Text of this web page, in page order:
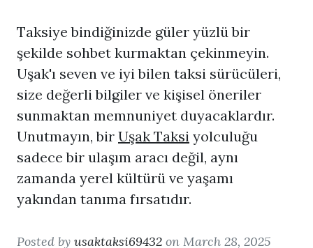
Taksiye bindiğinizde güler yüzlü bir
şekilde sohbet kurmaktan çekinmeyin.
Uşak'ı seven ve iyi bilen taksi sürücüleri,
size değerli bilgiler ve kişisel öneriler
sunmaktan memnuniyet duyacaklardır.
Unutmayın, bir Uşak Taksi yolculuğu
sadece bir ulaşım aracı değil, aynı
zamanda yerel kültürü ve yaşamı
yakından tanıma fırsatıdır.
Posted by usaktaksi69432 on March 28, 2025